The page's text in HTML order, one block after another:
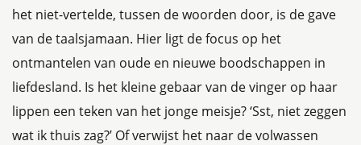
het niet-vertelde, tussen de woorden door, is de gave
van de taalsjamaan. Hier ligt de focus op het
ontmantelen van oude en nieuwe boodschappen in
liefdesland. Is het kleine gebaar van de vinger op haar
lippen een teken van het jonge meisje? ‘Sst, niet zeggen
wat ik thuis zag?’ Of verwijst het naar de volwassen